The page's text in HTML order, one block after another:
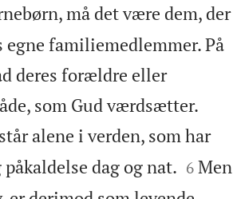
må det være dem, der
familiemedlemmer. På
deres forældre eller
som Gud værdsætter.
alene i verden, som har
dag og nat.
6 Men